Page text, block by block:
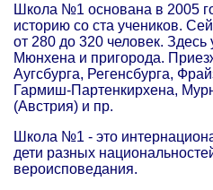
Школа №1 основана в 2005
историю со ста учеников.
от 280 до 320 человек. Здесь
Мюнхена и пригорода.
Аугсбурга, Регенсбурга,
Гармиш-Партенкирхена,
(Австрия) и пр.
Школа №1 - это
дети разных
вероисповедания.